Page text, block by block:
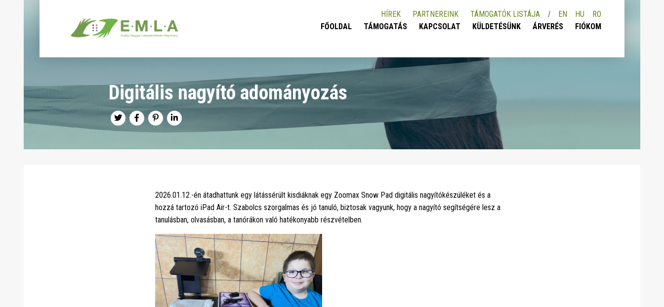
HÍREK PARTNEREINK TÁMOGATÓK LISTÁJA EN HU
RO
FŐOLDAL
TÁMOGATÁS KAPCSOLAT KÜLDETÉSÜNK ÁRVERÉS FIÓKOM
Digitális nagyító adományozás
2026.01.12.-én átadhattunk egy látássérült kisdiáknak egy Zoomax Snow Pad digitális nagyítókészüléket és a
hozzá tartozó iPad Air-t. Szabolcs szorgalmas és jó tanuló, biztosak vagyunk, hogy a nagyító segítségére lesz a
tanulásban, olvasásban, a tanórákon való hatékonyabb részvételben.